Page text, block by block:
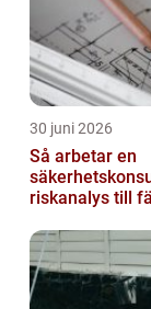
30 juni 2026
Så arbetar en
säkerhetskonsult
riskanalys till